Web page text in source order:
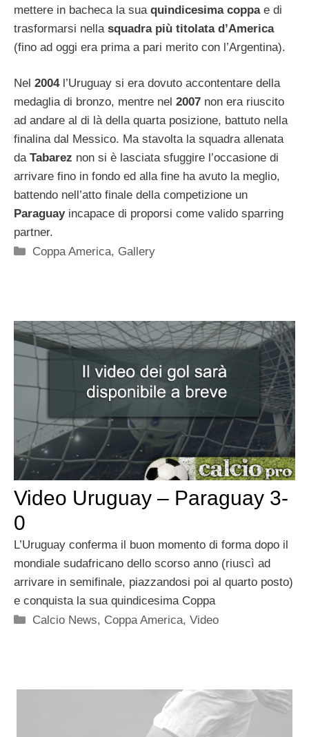
mettere in bacheca la sua quindicesima coppae di
trasformarsi nella squadra più titolata d’America
(fino ad oggi era prima a pari merito con l’Argentina).
Nel 2004l’Uruguay si era dovuto accontentare della
medaglia di bronzo, mentre nel 2007 non era riuscito
ad andare al di là della quarta posizione, battuto nella
finalina dal Messico. Ma stavolta la squadra allenata
da Tabarez non si è lasciata sfuggire l’occasione di
arrivare fino in fondo ed alla fine ha avuto la meglio,
battendo nell’atto finale della competizione un
Paraguayincapace di proporsi come valido sparring
partner.
Categorie
Coppa America, Gallery
Video Uruguay – Paraguay 3-
0
L’Uruguay conferma il buon momento di forma dopo il
mondiale sudafricano dello scorso anno (riuscì ad
arrivare in semifinale, piazzandosi poi al quarto posto)
e conquista la sua quindicesima Coppa
Categorie
Calcio News, Coppa America,Video